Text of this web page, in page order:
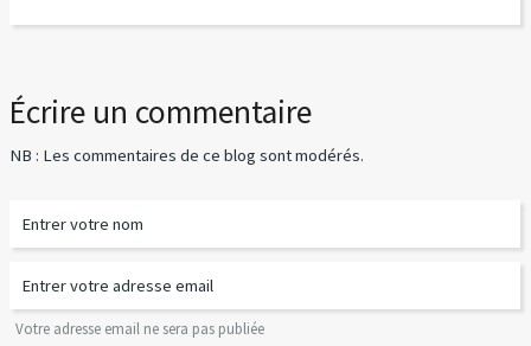
Écrire un commentaire
NB : Les commentaires de ce blog sont modérés.
Votre adresse email ne sera pas publiée